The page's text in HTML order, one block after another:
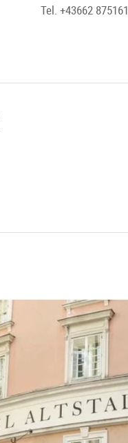
Tel. +43662 875161